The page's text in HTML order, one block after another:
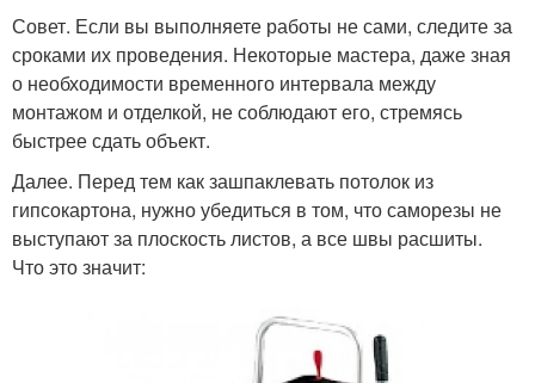
Совет. Если вы выполняете работы не сами, следите за
сроками их проведения. Некоторые мастера, даже зная
о необходимости временного интервала между
монтажом и отделкой, не соблюдают его, стремясь
быстрее сдать объект.
Далее. Перед тем как зашпаклевать потолок из
гипсокартона, нужно убедиться в том, что саморезы не
выступают за плоскость листов, а все швы расшиты.
Что это значит: